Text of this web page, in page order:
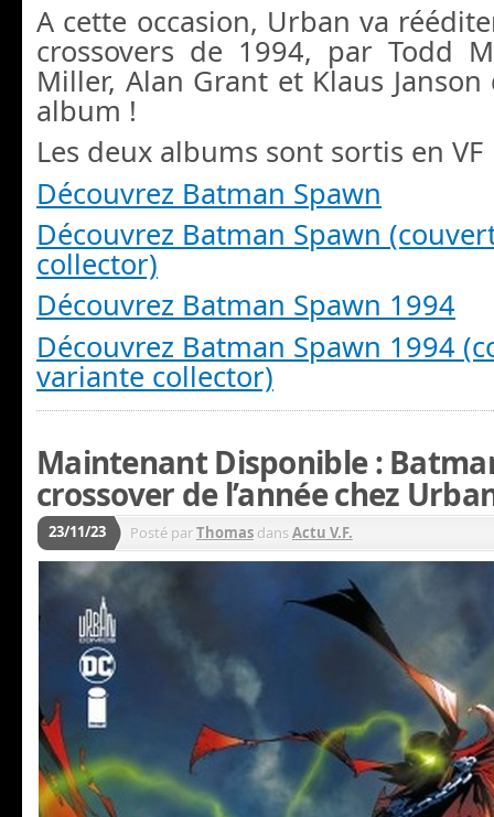
A cette occasion, Urban va
crossovers de 1994, par Todd
Miller, Alan Grant et Klaus
album !
Les deux albums sont sortis en VF
Découvrez Batman Spawn
Découvrez Batman Spawn
collector)
Découvrez Batman Spawn 1994
Découvrez Batman Spawn 1994
variante collector)
Maintenant Disponible :
crossover de l’année chez
23/11/23 Posté parThomas dansActu V.F.